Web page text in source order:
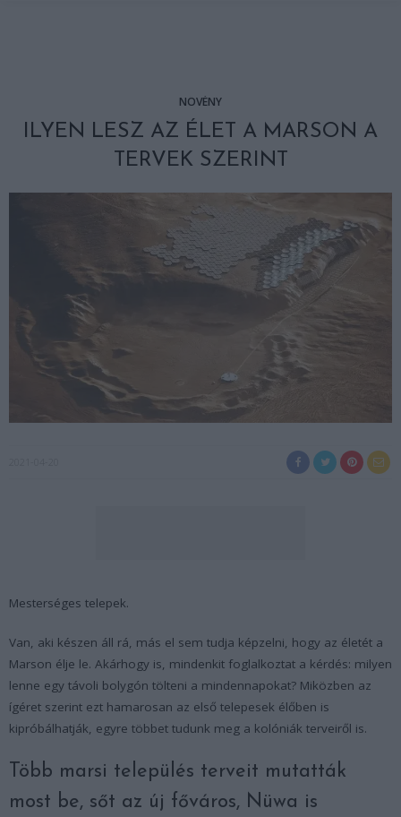
NÖVÉNY
ILYEN LESZ AZ ÉLET A MARSON A
TERVEK SZERINT
Mesterséges telepek.
Van, aki készen áll rá, más el sem tudja képzelni, hogy az életét a
Marson élje le. Akárhogy is, mindenkit foglalkoztat a kérdés: milyen
lenne egy távoli bolygón tölteni a mindennapokat? Miközben az
ígéret szerint ezt hamarosan az első telepesek élőben is
kipróbálhatják, egyre többet tudunk meg a kolóniák terveiről is.
Több marsi település terveit mutatták
most be, sőt az új főváros, Nüwa is